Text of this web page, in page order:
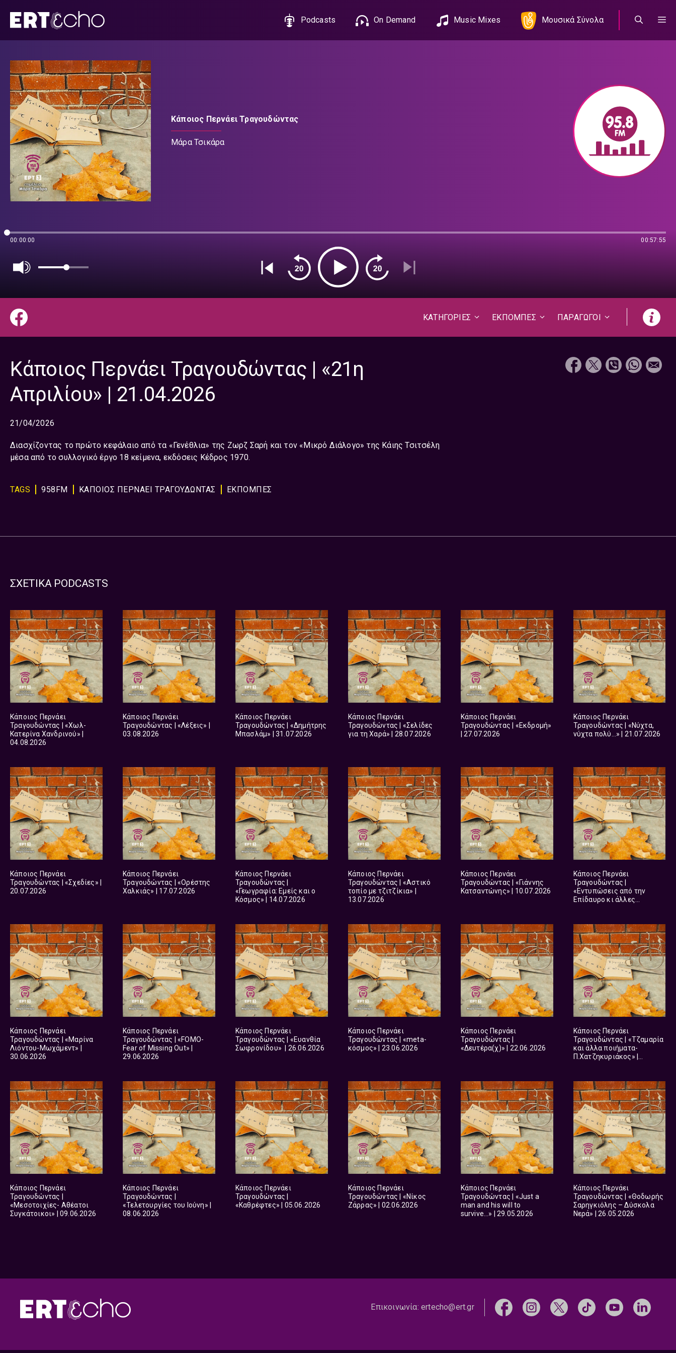
περιεχόμενο
Podcasts On Demand Music Mixes Μουσικά Σύνολα
Κάποιος Περνάει Τραγουδώντας
Μάρα Τσικάρα
00:00:00 00:57:55
ΚΑΤΗΓΟΡΙΕΣ ΕΚΠΟΜΠΕΣ ΠΑΡΑΓΩΓΟΙ
Κάποιος Περνάει Τραγουδώντας | «21η
Απριλίου» | 21.04.2026
21/04/2026
Διασχίζοντας το πρώτο κεφάλαιο από τα «Γενέθλια» της Ζωρζ Σαρή και τον «Μικρό Διάλογο» της Κάιης Τσιτσέλη
μέσα από το συλλογικό έργο 18 κείμενα, εκδόσεις Κέδρος 1970.
TAGS 958FM ΚΑΠΟΙΟΣ ΠΕΡΝΑΕΙ ΤΡΑΓΟΥΔΩΝΤΑΣ ΕΚΠΟΜΠΈΣ
ΣΧΕΤΙΚΑ PODCASTS
Κάποιος Περνάει
Τραγουδώντας | «Χωλ-
Κατερίνα Χανδρινού» |
04.08.2026
Κάποιος Περνάει
Τραγουδώντας | «Λέξεις» |
03.08.2026
Κάποιος Περνάει
Τραγουδώντας | «Δημήτρης
Μπασλάμ» | 31.07.2026
Κάποιος Περνάει
Τραγουδώντας | «Σελίδες
για τη Χαρά» | 28.07.2026
Κάποιος Περνάει
Τραγουδώντας | «Εκδρομή»
| 27.07.2026
Κάποιος Περνάει
Τραγουδώντας | «Νύχτα,
νύχτα πολύ…» | 21.07.2026
Κάποιος Περνάει
Τραγουδώντας | «Σχεδίες» |
20.07.2026
Κάποιος Περνάει
Τραγουδώντας | «Ορέστης
Χαλκιάς» | 17.07.2026
Κάποιος Περνάει
Τραγουδώντας |
«Γεωγραφία: Εμείς και ο
Κόσμος» | 14.07.2026
Κάποιος Περνάει
Τραγουδώντας | «Αστικό
τοπίο με τζιτζίκια» |
13.07.2026
Κάποιος Περνάει
Τραγουδώντας | «Γιάννης
Κατσαντώνης» | 10.07.2026
Κάποιος Περνάει
Τραγουδώντας |
«Εντυπώσεις από την
Επίδαυρο κι άλλες
Κάποιος Περνάει
Τραγουδώντας | «Μαρίνα
Λιόντου-Μωχάμεντ» |
30.06.2026
Κάποιος Περνάει
Τραγουδώντας | «FOMO-
Fear of Missing Out» |
29.06.2026
Κάποιος Περνάει
Τραγουδώντας | «Ευανθία
Σωφρονίδου» | 26.06.2026
Κάποιος Περνάει
Τραγουδώντας | «meta-
κόσμος» | 23.06.2026
Κάποιος Περνάει
Τραγουδώντας |
«Δευτέρα(χ)» | 22.06.2026
Κάποιος Περνάει
Τραγουδώντας | «Τζαμαρία
και άλλα ποιήματα-
Π.Χατζηκυριάκος» |
Κάποιος Περνάει
Τραγουδώντας |
«Μεσοτοιχίες- Αθέατοι
Συγκάτοικοι» | 09.06.2026
Κάποιος Περνάει
Τραγουδώντας |
«Τελετουργίες του Ιούνη» |
08.06.2026
Κάποιος Περνάει
Τραγουδώντας |
«Καθρέφτες» | 05.06.2026
Κάποιος Περνάει
Τραγουδώντας | «Νίκος
Ζάρρας» | 02.06.2026
Κάποιος Περνάει
Τραγουδώντας | «Just a
man and his will to
survive…» | 29.05.2026
Κάποιος Περνάει
Τραγουδώντας | «Θοδωρής
Σαρηγκιόλης – Δύσκολα
Νερά» | 26.05.2026
Επικοινωνία:ertecho@ert.gr